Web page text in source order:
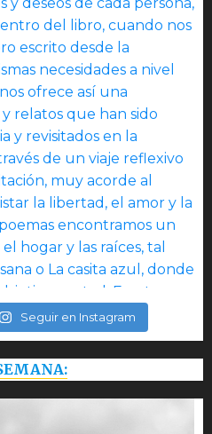
Seguir en Instagram